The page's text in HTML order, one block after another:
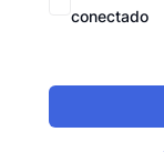
conectado